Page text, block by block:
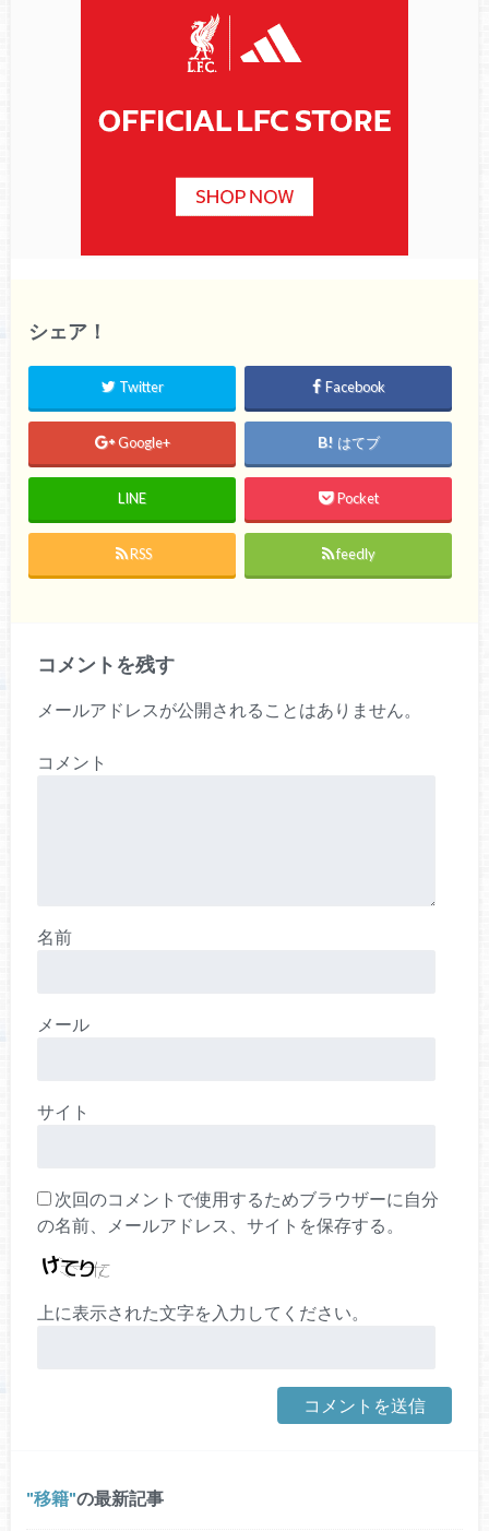
シェア！
Twitter Facebook
Google+ はてブ
LINE Pocket
RSS feedly
コメントを残す
メールアドレスが公開されることはありません。
コメント
名前
メール
サイト
次回のコメントで使用するためブラウザーに自分
の名前、メールアドレス、サイトを保存する。
上に表示された文字を入力してください。
移籍 の最新記事